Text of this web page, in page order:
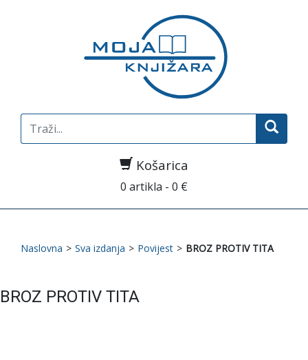
Search
for:
Košarica
0 artikla - 0 €
Naslovna > Sva izdanja > Povijest > BROZ PROTIV TITA
BROZ PROTIV TITA